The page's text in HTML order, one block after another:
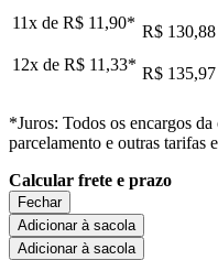
11x de R$ 11,90* R$ 130,88
12x de R$ 11,33* R$ 135,97
*Juros: Todos os encargos
parcelamento e outras tarifas
Calcular frete e prazo
Fechar
Adicionar à sacola
Adicionar à sacola